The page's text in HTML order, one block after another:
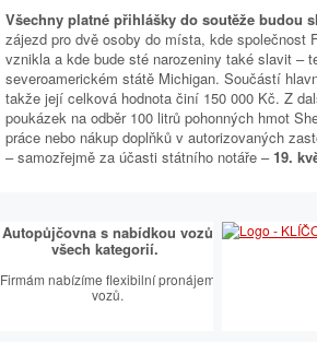
Všechny platné přihlášky do soutěže budou
zájezd pro dvě osoby do místa, kde společnost
vznikla a kde bude sté narozeniny také slavit –
severoamerickém státě Michigan. Součástí
takže její celková hodnota činí 150 000 Kč. Z
poukázek na odběr 100 litrů pohonných hmot
práce nebo nákup doplňků v autorizovaných
– samozřejmě za účasti státního notáře – 19.
Autopůjčovna s nabídkou vozů
všech kategorií.
Firmám nabízíme flexibilní pronájem
vozů.